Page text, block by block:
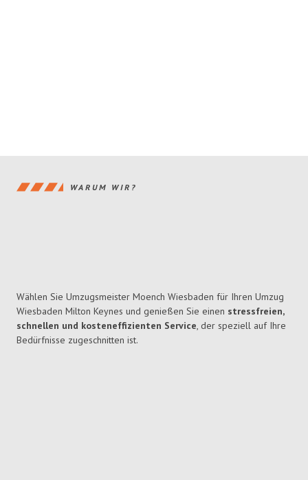
WARUM WIR?
Wählen Sie Umzugsmeister Moench Wiesbaden für Ihren Umzug
Wiesbaden Milton Keynes und genießen Sie einen stressfreien,
schnellen und kosteneffizienten Service, der speziell auf Ihre
Bedürfnisse zugeschnitten ist.